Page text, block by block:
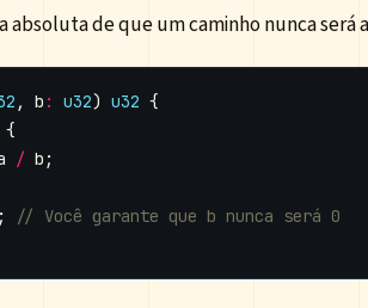
absoluta de que um caminho nunca será
, b : u32) u32 {
{
/ b ;
;